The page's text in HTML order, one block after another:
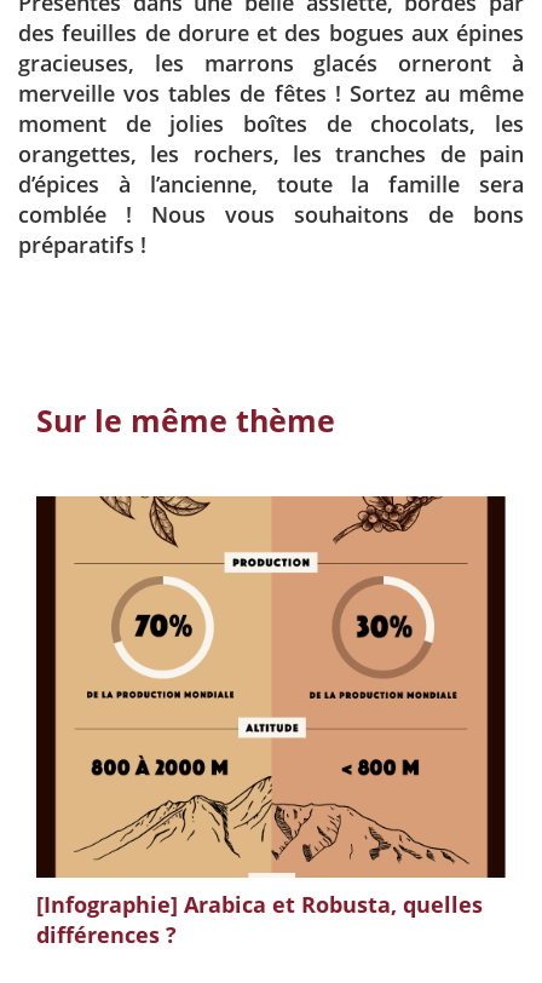
des feuilles de dorure et des bogues aux épines
gracieuses, les marrons glacés orneront à
merveille vos tables de fêtes ! Sortez au même
moment de jolies boîtes de chocolats, les
orangettes, les rochers, les tranches de pain
d’épices à l’ancienne, toute la famille sera
comblée ! Nous vous souhaitons de bons
préparatifs !
Sur le même thème
[Infographie] Arabica et Robusta, quelles
différences ?